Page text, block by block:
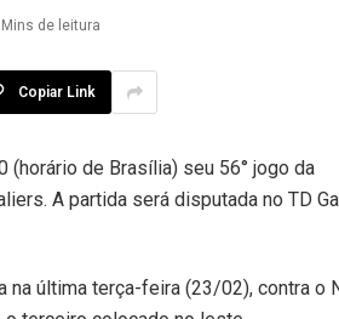
Mins de leitura
Copiar Link
de Brasília) seu 56° jogo da
A partida será disputada no TD
na última terça-feira (23/02), contra o